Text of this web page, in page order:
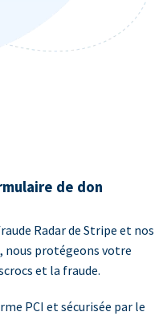
de don
Radar de Stripe et nos
nous protégeons votre
et la fraude.
PCI et sécurisée par le